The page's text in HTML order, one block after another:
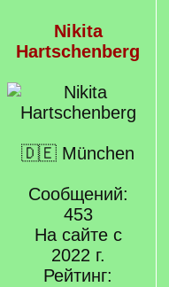
Nikita
Hartschenberg
🇩🇪 München
Сообщений:
453
На сайте с
2022 г.
Рейтинг: